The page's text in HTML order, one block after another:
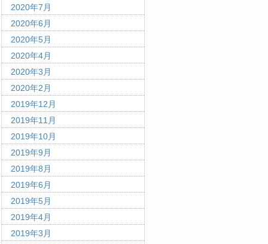
2020年7月
2020年6月
2020年5月
2020年4月
2020年3月
2020年2月
2019年12月
2019年11月
2019年10月
2019年9月
2019年8月
2019年6月
2019年5月
2019年4月
2019年3月